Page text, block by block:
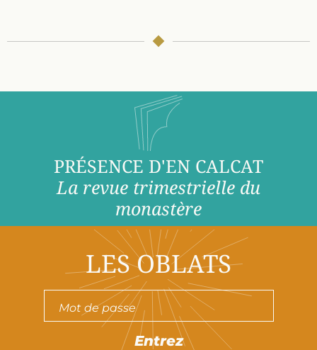
PRÉSENCE D'EN CALCAT
La revue trimestrielle du
monastère
LES OBLATS
Entrez